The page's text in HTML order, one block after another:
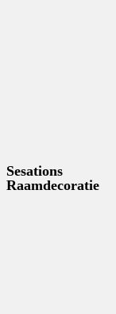
Sesations
Raamdecoratie